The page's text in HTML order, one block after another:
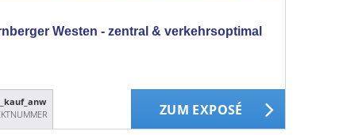
Westen - zentral & verkehrsoptimal
ZUM EXPOSÉ